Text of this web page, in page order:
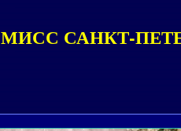
МИСС САНКТ-